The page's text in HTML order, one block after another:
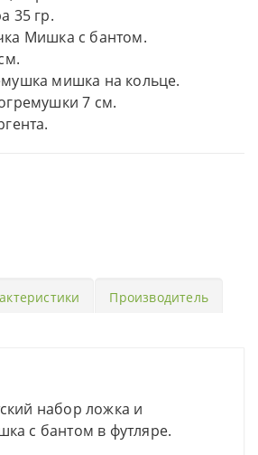
35 гр.
Мишка с бантом.
мишка на кольце.
7 см.
Производитель
набор ложка и
с бантом в футляре.